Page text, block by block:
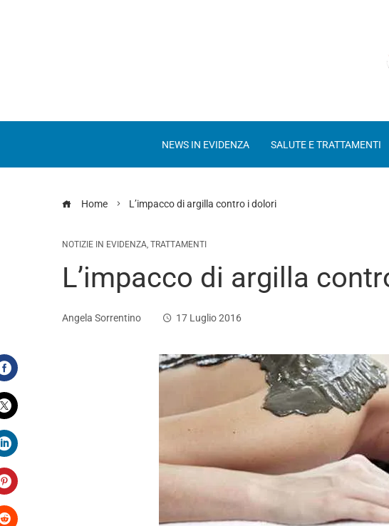
NEWS IN EVIDENZA SALUTE E TRATTAMENTI
Home L’impacco di argilla contro i dolori
NOTIZIE IN EVIDENZA, TRATTAMENTI
L’impacco di argilla
Angela Sorrentino 17 Luglio 2016
Facebook
Twitter
LinkedIn
Pinterest